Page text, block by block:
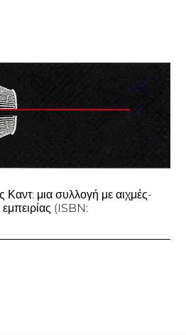
μια συλλογή με αιχμές-
εμπειρίας (ISBN: